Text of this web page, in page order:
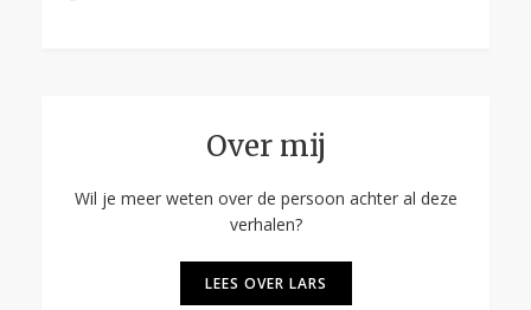
Over mij
Wil je meer weten over de persoon achter al deze
verhalen?
LEES OVER LARS